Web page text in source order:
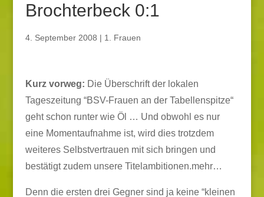
Brochterbeck 0:1
4. September 2008 | 1. Frauen
Kurz vorweg: Die Überschrift der lokalen
Tageszeitung “BSV-Frauen an der Tabellenspitze“
geht schon runter wie Öl … Und obwohl es nur
eine Momentaufnahme ist, wird dies trotzdem
weiteres Selbstvertrauen mit sich bringen und
bestätigt zudem unsere Titelambitionen.mehr…
Denn die ersten drei Gegner sind ja keine “kleinen